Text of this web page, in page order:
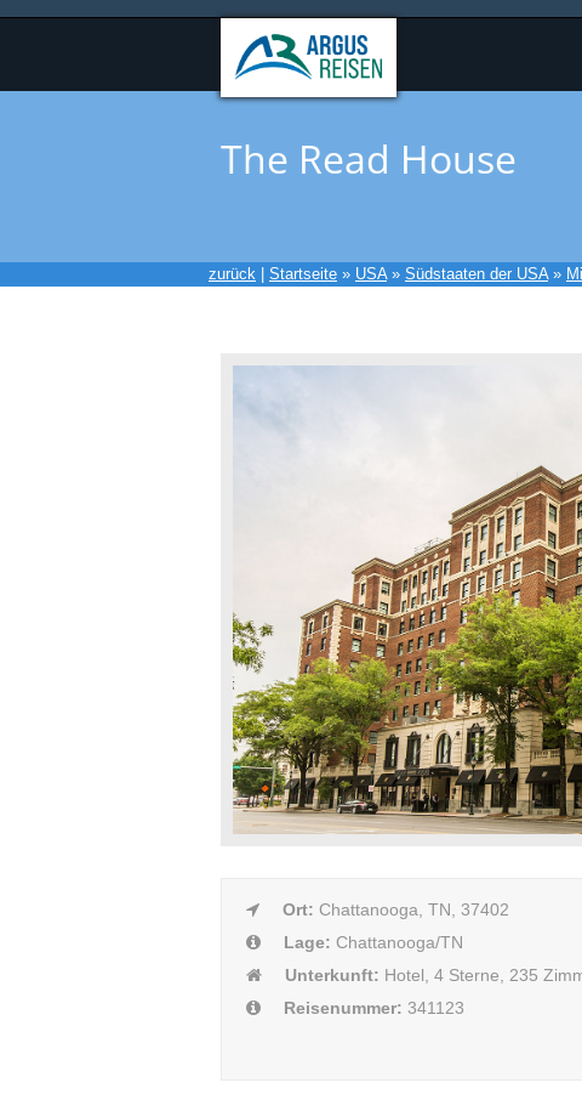
The Read House
zurück Startseite » USA» Südstaaten der USA»
Ort: Chattanooga, TN, 37402
Lage: Chattanooga/TN
Unterkunft: Hotel, 4 Sterne, 235
Reisenummer: 341123